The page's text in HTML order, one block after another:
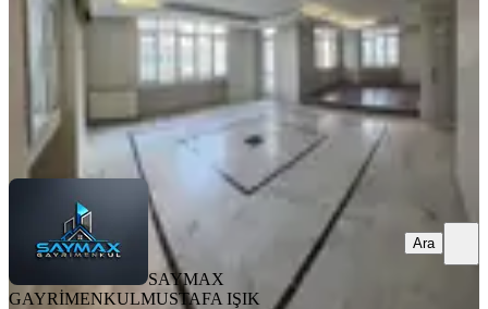
55.000 ₺
SAYMAX GAYRİMENKULMUSTAFA IŞIK
Ara
SAYMAX
GAYRİMENKULMUSTAFA IŞIK
Ara